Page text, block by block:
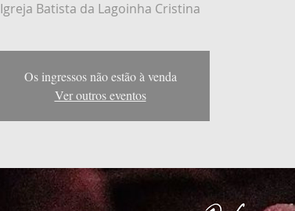
Igreja Batista da Lagoinha Cristina
Os ingressos não estão à venda
Ver outros eventos